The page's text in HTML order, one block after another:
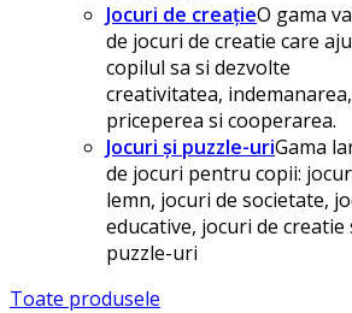
Jocuri de creațieO gama
de jocuri de creatie care
copilul sa si dezvolte
creativitatea, indemanarea,
priceperea si cooperarea.
Jocuri și puzzle-uriGama
de jocuri pentru copii:
lemn, jocuri de societate,
educative, jocuri de creatie
puzzle-uri
Toate produsele